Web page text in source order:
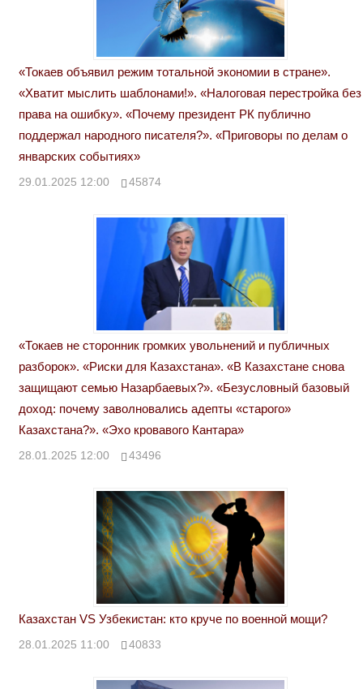
«Токаев объявил режим тотальной экономии в стране».
«Хватит мыслить шаблонами!». «Налоговая перестройка без
права на ошибку». «Почему президент РК публично
поддержал народного писателя?». «Приговоры по делам о
январских событиях»
29.01.2025 12:00 45874
«Токаев не сторонник громких увольнений и публичных
разборок». «Риски для Казахстана». «В Казахстане снова
защищают семью Назарбаевых?». «Безусловный базовый
доход: почему заволновались адепты «старого»
Казахстана?». «Эхо кровавого Кантара»
28.01.2025 12:00 43496
Казахстан VS Узбекистан: кто круче по военной мощи?
28.01.2025 11:00 40833